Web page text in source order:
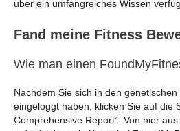
über ein umfangreiches Wissen
Fand meine Fitness
Wie man einen
Nachdem Sie sich in den
eingeloggt haben, klicken Sie auf die
Comprehensive Report“. Von hier